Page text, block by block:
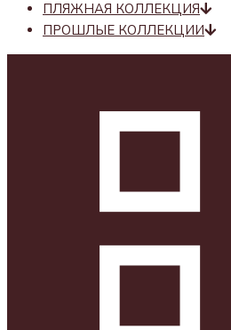
ПЛЯЖНАЯ КОЛЛЕКЦИЯ
ПРОШЛЫЕ КОЛЛЕКЦИИ